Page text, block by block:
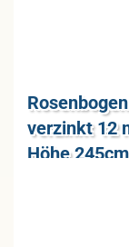
ver­zinkt 12
Höhe